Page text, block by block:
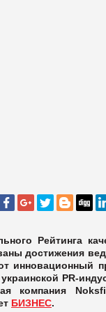
Рейтинга
достижения
инновационный
PR-
компания
БИЗНЕС.